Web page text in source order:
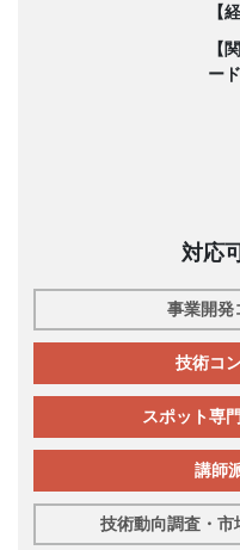
【
【
ード
対応
事業開発
技術コ
スポット専
講師
技術動向調査・市